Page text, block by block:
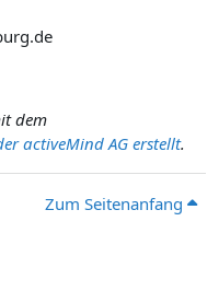
dem
activeMind AG erstellt.
Zum Seitenanfang